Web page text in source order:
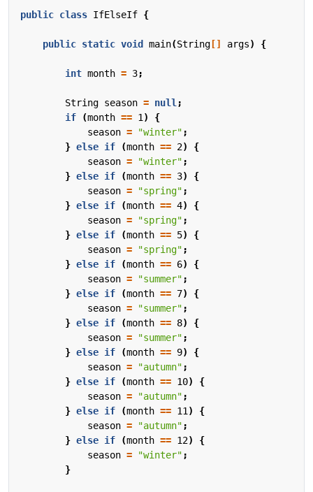
public class IfElseIf {
public static void main(String [] args) {
int month = 3;
String season = null ;
if
(month == 1 )
{
season = "winter" ;
} else if (month == 2)
{
season = "winter" ;
} else if (month == 3)
{
season = "spring" ;
} else if (month == 4)
{
season = "spring" ;
} else if (month == 5)
{
season = "spring" ;
} else if (month == 6)
{
season = "summer" ;
} else if (month == 7)
{
season = "summer" ;
} else if (month == 8)
{
season = "summer" ;
} else if (month == 9)
{
season = "autumn" ;
} else if (month == 10)
{
season = "autumn" ;
} else if (month == 11 )
{
season = "autumn" ;
} else if (month == 12)
{
season = "winter" ;
}